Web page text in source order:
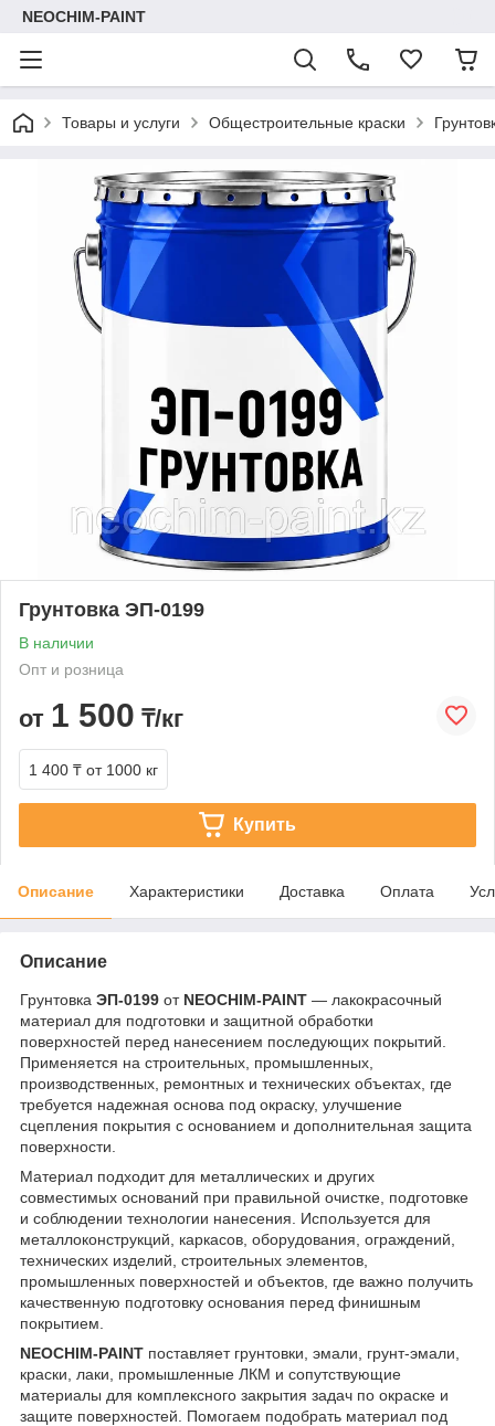
NEOCHIM-PAINT
Товары и услуги Общестроительные краски
Грунтовка ЭП-0199
В наличии
Опт и розница
от 1 500 ₸/кг
1 400 ₸ от 1000 кг
Купить
Описание Характеристики Доставка Оплата
Описание
Грунтовка ЭП-0199 от NEOCHIM-PAINT — лакокрасочный
материал для подготовки и защитной обработки
поверхностей перед нанесением последующих покрытий.
Применяется на строительных, промышленных,
производственных, ремонтных и технических объектах, где
требуется надежная основа под окраску, улучшение
сцепления покрытия с основанием и дополнительная защита
поверхности.
Материал подходит для металлических и других
совместимых оснований при правильной очистке, подготовке
и соблюдении технологии нанесения. Используется для
металлоконструкций, каркасов, оборудования, ограждений,
технических изделий, строительных элементов,
промышленных поверхностей и объектов, где важно получить
качественную подготовку основания перед финишным
покрытием.
NEOCHIM-PAINT поставляет грунтовки, эмали, грунт-эмали,
краски, лаки, промышленные ЛКМ и сопутствующие
материалы для комплексного закрытия задач по окраске и
защите поверхностей. Помогаем подобрать материал под